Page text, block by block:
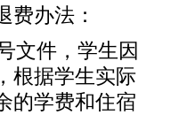
费办法：
文件，学生因
根据学生实际
的学费和住宿